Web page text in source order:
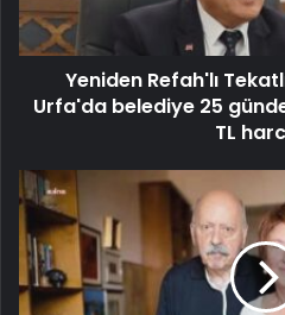
Yeniden Refah'lı
Urfa'da belediye 25
TL